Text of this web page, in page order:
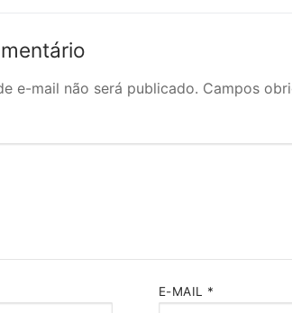
e-mail não será publicado. Campos
E-MAIL *